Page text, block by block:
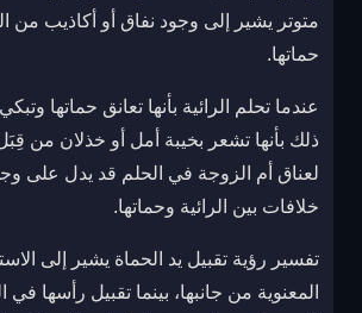
متوتر يشير إلى وجود نفاق أو أكاذيب من
حماتها.
عندما تحلم الرائية بأنها تعانق حماتها
ذلك بأنها تشعر بخيبة أمل أو خذلان من
لعناق أم الزوجة في الحلم قد يدل على
خلافات بين الرائية وحماتها.
تفسير رؤية تقبيل يد الحماة يشير إلى
المعنوية من جانبها، بينما تقبيل رأسها